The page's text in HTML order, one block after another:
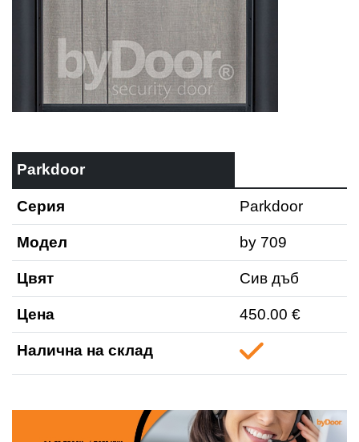
Parkdoor
Серия Parkdoor
Модел by 709
Цвят Сив дъб
Цена 450.00 €
Налична на склад